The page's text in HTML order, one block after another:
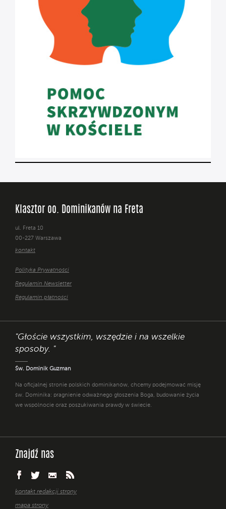
Klasztor oo. Dominikanów na Freta
ul. Freta 10
00-227 Warszawa
kontakt
Polityka Prywatności
Regulamin Newsletter
Regulamin płatności
"Głoście wszystkim, wszędzie i na wszelkie
sposoby. "
Św. Dominik Guzman
Na oficjalnej stronie polskich dominikanów, chcemy podejmować misję
św. Dominika: pragnienie odważnego głoszenia Boga, budowanie życia
we wspólnocie oraz poszukiwania prawdy w świecie.
Znajdź nas
kontakt redakcji strony
mapa strony